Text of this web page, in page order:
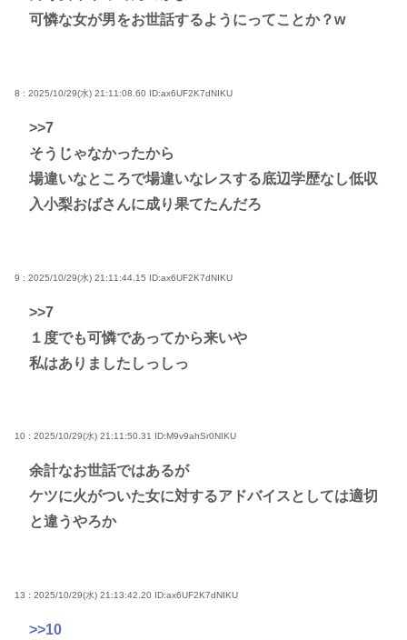
可憐な女が男をお世話するようにってことか？w
8 : 2025/10/29(水) 21:11:08.60 ID:ax6UF2K7dNIKU
>>7
そうじゃなかったから
場違いなところで場違いなレスする底辺学歴なし低収
入小梨おばさんに成り果てたんだろ
9 : 2025/10/29(水) 21:11:44.15 ID:ax6UF2K7dNIKU
>>7
１度でも可憐であってから来いや
私はありましたしっしっ
10 : 2025/10/29(水) 21:11:50.31 ID:M9v9ahSr0NIKU
余計なお世話ではあるが
ケツに火がついた女に対するアドバイスとしては適切
と違うやろか
13 : 2025/10/29(水) 21:13:42.20 ID:ax6UF2K7dNIKU
>>10